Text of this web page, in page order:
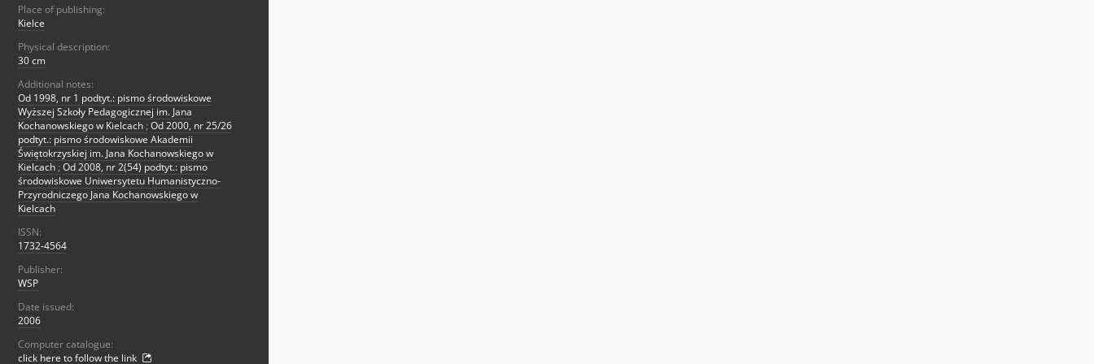
Place of publishing:
Kielce
Physical description:
30 cm
Additional notes:
Od 1998, nr 1 podtyt.: pismo środowiskowe
Wyższej Szkoły Pedagogicznej im. Jana
Kochanowskiego w Kielcach ; Od 2000, nr 25/26
podtyt.: pismo środowiskowe Akademii
Świętokrzyskiej im. Jana Kochanowskiego w
Kielcach ; Od 2008, nr 2(54) podtyt.: pismo
środowiskowe Uniwersytetu Humanistyczno-
Przyrodniczego Jana Kochanowskiego w
Kielcach
ISSN:
1732-4564
Publisher:
WSP
Date issued:
2006
Computer catalogue:
click here to follow the link